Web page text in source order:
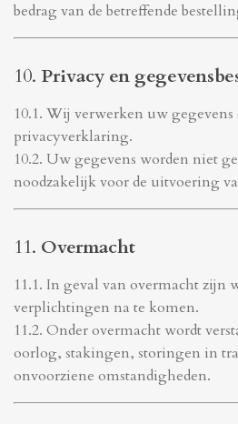
bedrag van de betreffende
10. Privacy en
10.1. Wij verwerken uw
privacyverklaring.
10.2. Uw gegevens worden niet
noodzakelijk voor de uitvoering
11. Overmacht
11.1. In geval van overmacht zijn
verplichtingen na te komen.
11.2. Onder overmacht wordt
oorlog, stakingen, storingen in
onvoorziene omstandigheden.